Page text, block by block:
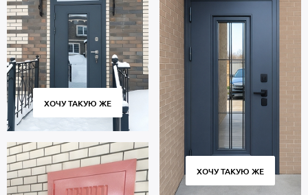
ХОЧУ ТАКУЮ ЖЕ
ХОЧУ ТАКУЮ ЖЕ